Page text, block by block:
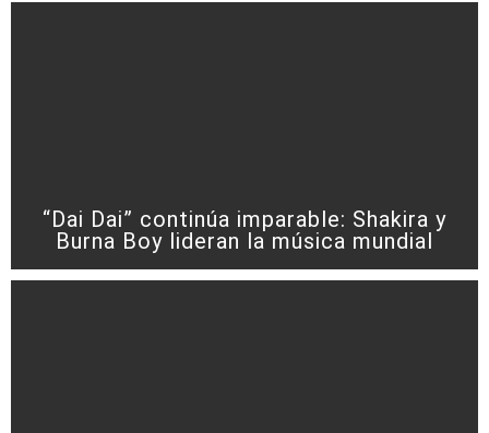
“Dai Dai” continúa imparable: Shakira y
Burna Boy lideran la música mundial